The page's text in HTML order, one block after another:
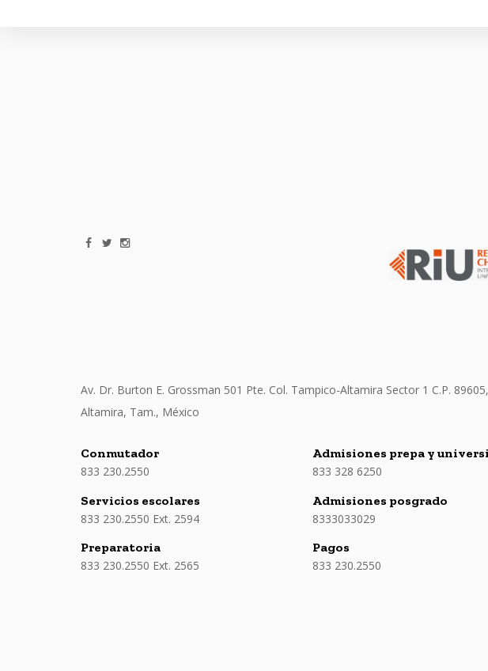
Av. Dr. Burton E. Grossman 501 Pte. Col. Tampico-Altamira Sector 1 C.P. 89605,
Altamira, Tam., México
Conmutador
833 230.2550
Servicios escolares
833 230.2550 Ext. 2594
Preparatoria
833 230.2550 Ext. 2565
Admisiones prepa y
833 328 6250
Admisiones posgrado
8333033029
Pagos
833 230.2550